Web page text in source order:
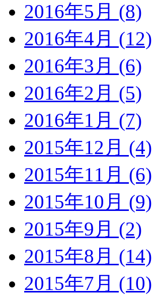
2016年5月 (8)
2016年4月 (12)
2016年3月 (6)
2016年2月 (5)
2016年1月 (7)
2015年12月 (4)
2015年11月 (6)
2015年10月 (9)
2015年9月 (2)
2015年8月 (14)
2015年7月 (10)